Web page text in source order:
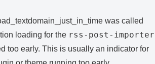
was called
loading for the rss-post-importer
too early. This is usually an indicator for